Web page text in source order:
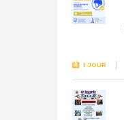
1 JOUR